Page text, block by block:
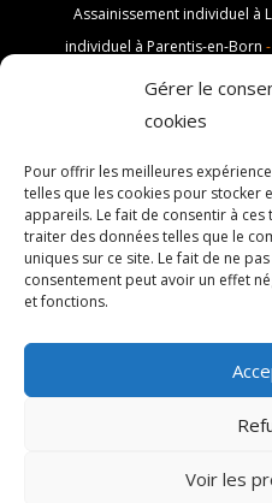
Gérer le
cookies
Pour offrir les meilleures
telles que les cookies pour stocker
appareils. Le fait de consentir à
traiter des données telles que le
uniques sur ce site. Le fait de ne
consentement peut avoir un effet
et fonctions.
Voir les
Assainissement individuel à
individuel à Parentis-en-Born
- Entreprise de
Entreprise de terrassement à
Born-Assainissement à
Labouheyre-Assainissement
Mimizan-Pisciniste à
Born- Cour en goudron à
Labouheyre